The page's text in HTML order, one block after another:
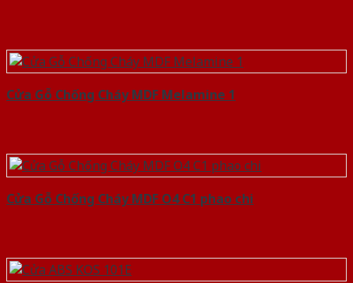
Cửa Gỗ Chống Cháy MDF Melamine 1
Cửa Gỗ Chống Cháy MDF O4 C1 phao chi